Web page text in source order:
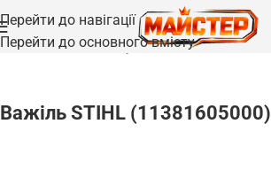
Перейти до навігації
Перейти до основного вмісту
Головна /Запчастини/Рукоятки та важелі
Важіль STIHL (11381605000)